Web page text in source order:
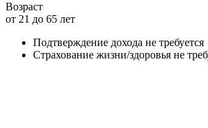
Возраст
от 21 до 65 лет
Подтверждение дохода не требуется
Страхование жизни/здоровья не